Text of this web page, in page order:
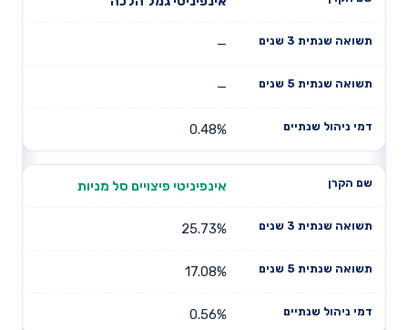
שנים
—
—
0.48%
אינפיניטי פיצויים סל מניות
25.73%
17.08%
0.56%